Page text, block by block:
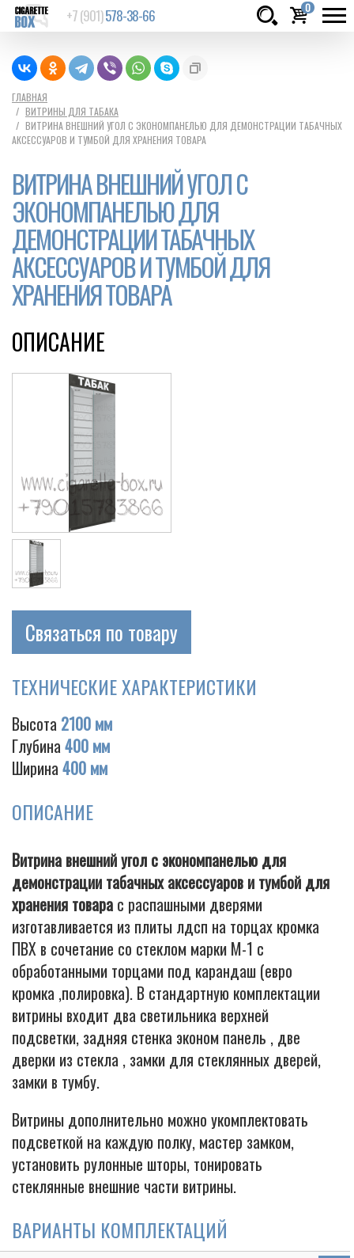
Cigarette
+7 (901)578-38-66 0
ГЛАВНАЯ
ВИТРИНЫ ДЛЯ ТАБАКА
ВИТРИНА ВНЕШНИЙ УГОЛ С ЭКОНОМПАНЕЛЬЮ ДЛЯ ДЕМОНСТРАЦИИ ТАБАЧНЫХ
АКСЕССУАРОВ И ТУМБОЙ ДЛЯ ХРАНЕНИЯ ТОВАРА
ВИТРИНА ВНЕШНИЙ УГОЛ С
ЭКОНОМПАНЕЛЬЮ ДЛЯ
ДЕМОНСТРАЦИИ ТАБАЧНЫХ
АКСЕССУАРОВ И ТУМБОЙ ДЛЯ
ХРАНЕНИЯ ТОВАРА
ОПИСАНИЕ
Связаться по товару
ТЕХНИЧЕСКИЕ ХАРАКТЕРИСТИКИ
Высота 2100 мм
Глубина 400 мм
Ширина 400 мм
ОПИСАНИЕ
Витрина внешний угол с экономпанелью для
демонстрации табачных аксессуаров и тумбой для
хранения товара с распашными дверями
изготавливается из плиты лдсп на торцах кромка
ПВХ в сочетание со стеклом марки М-1 с
обработанными торцами под карандаш (евро
кромка ,полировка). В стандартную комплектации
витрины входит два светильника верхней
подсветки, задняя стенка эконом панель , две
дверки из стекла , замки для стеклянных дверей,
замки в тумбу.
Витрины дополнительно можно укомплектовать
подсветкой на каждую полку, мастер замком,
установить рулонные шторы, тонировать
стеклянные внешние части витрины.
ВАРИАНТЫ КОМПЛЕКТАЦИЙ